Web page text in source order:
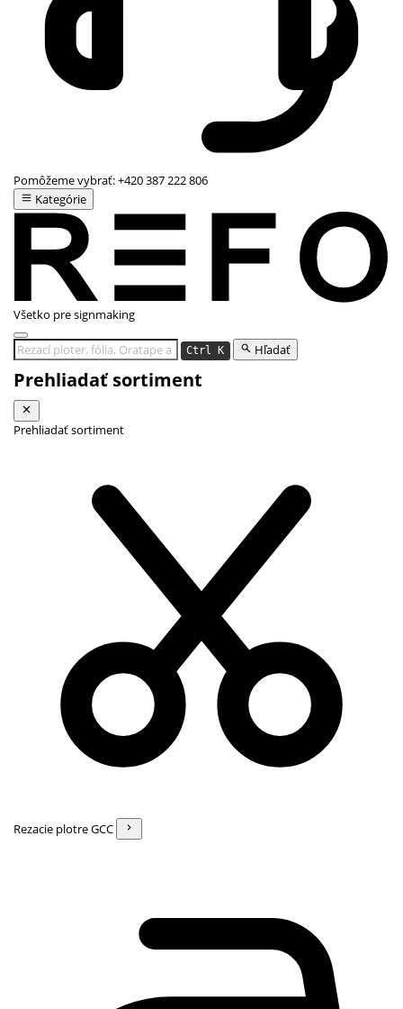
Pomôžeme vybrať:+420 387 222 806
Kategórie
Všetko pre signmaking
Ctrl K Hľadať
Prehliadať sortiment
Prehliadať sortiment
Rezacie plotre GCC